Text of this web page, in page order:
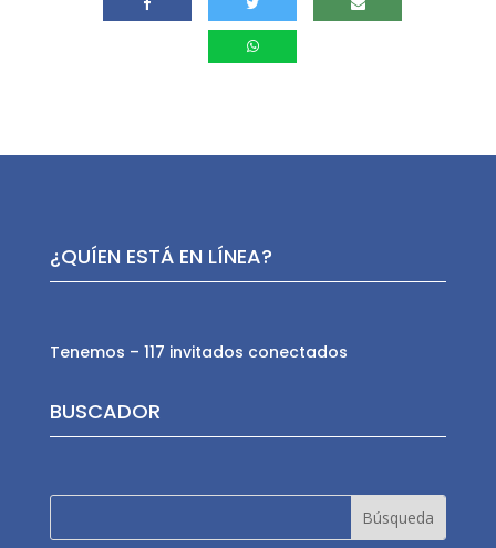
¿QUÍEN ESTÁ EN LÍNEA?
Tenemos – 117 invitados conectados
BUSCADOR